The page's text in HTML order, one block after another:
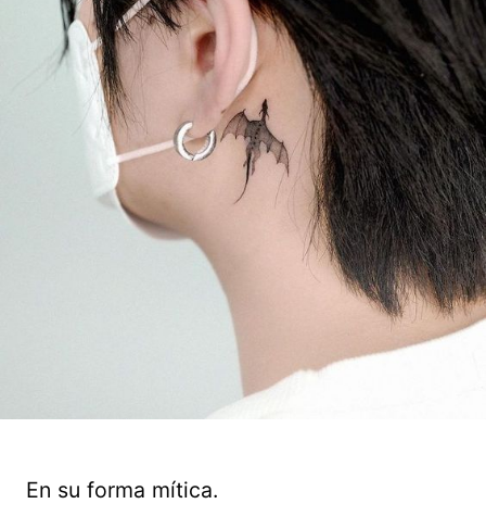
En su forma mítica.